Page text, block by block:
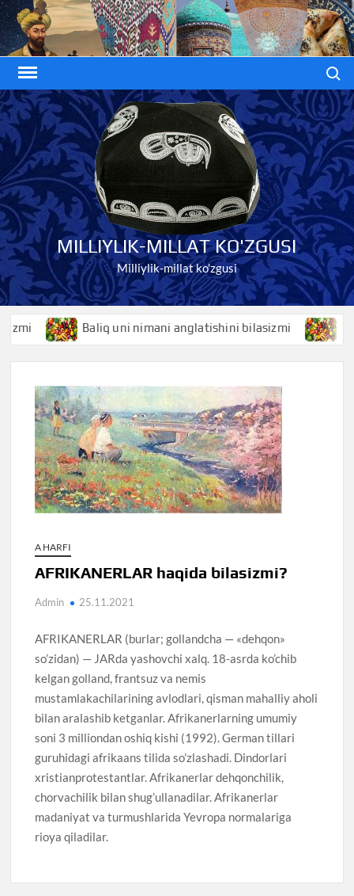
Skip
to
content
MILLIYLIK-MILLAT KO'ZGUSI
Milliylik-millat ko'zgusi
Baliq uni nimani anglatishini bilasizmi
A HARFI
AFRIKANERLAR haqida bilasizmi?
Admin 25.11.2021
AFRIKANERLAR (burlar; gollandcha — «dehqon»
so’zidan) — JARda yashovchi xalq. 18-asrda ko’chib
kelgan golland, frantsuz va nemis
mustamlakachilarining avlodlari, qisman mahalliy aholi
bilan aralashib ketganlar. Afrikanerlarning umumiy
soni 3 milliondan oshiq kishi (1992). German tillari
guruhidagi afrikaans tilida so’zlashadi. Dindorlari
xristianprotestantlar. Afrikanerlar dehqonchilik,
chorvachilik bilan shug’ullanadilar. Afrikanerlar
madaniyat va turmushlarida Yevropa normalariga
rioya qiladilar.